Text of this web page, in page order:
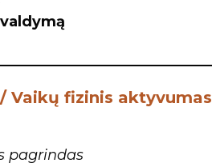
Vaikų fizinis aktyvumas
pagrindas